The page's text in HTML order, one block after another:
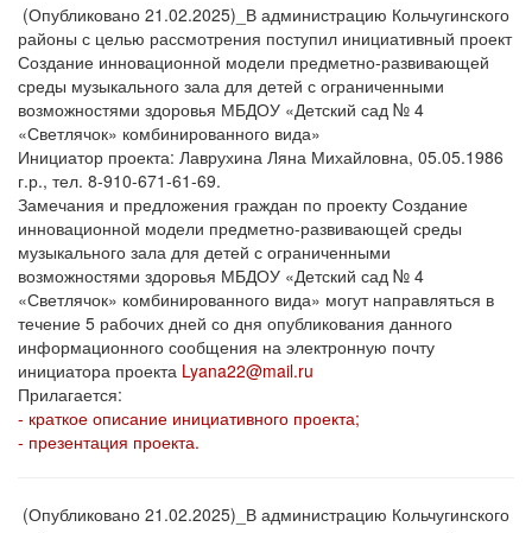
(Опубликовано 21.02.2025)_В администрацию Кольчугинского
районы с целью рассмотрения поступил инициативный проект
Создание инновационной модели предметно-развивающей
среды музыкального зала для детей с ограниченными
возможностями здоровья МБДОУ «Детский сад № 4
«Светлячок» комбинированного вида»
Инициатор проекта: Лаврухина Ляна Михайловна, 05.05.1986
г.р., тел. 8-910-671-61-69.
Замечания и предложения граждан по проекту Создание
инновационной модели предметно-развивающей среды
музыкального зала для детей с ограниченными
возможностями здоровья МБДОУ «Детский сад № 4
«Светлячок» комбинированного вида» могут направляться в
течение 5 рабочих дней со дня опубликования данного
информационного сообщения на электронную почту
инициатора проекта Lyana22@mail.ru
Прилагается:
- краткое описание инициативного проекта;
- презентация проекта.
(Опубликовано 21.02.2025)_В администрацию Кольчугинского